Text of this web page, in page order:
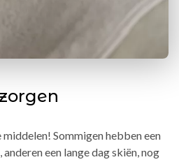
Sommigen hebben een
een lange dag skiën, nog